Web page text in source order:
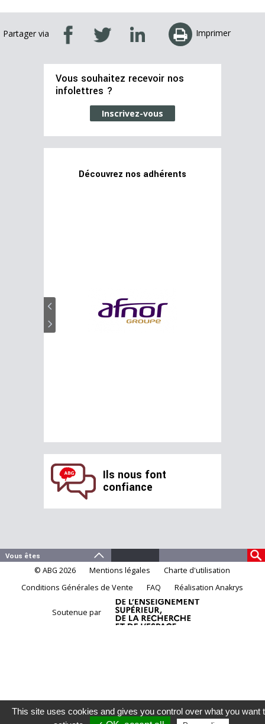
Partager via Imprimer
Vous souhaitez recevoir nos
infolettres ?
Inscrivez-vous
Découvrez nos adhérents
Ils nous font
confiance
© ABG 2026 Mentions légales
Charte d'utilisation
Conditions Générales de Vente
FAQ Réalisation Anakrys
Soutenue par
This site uses cookies and gives you control over what you want